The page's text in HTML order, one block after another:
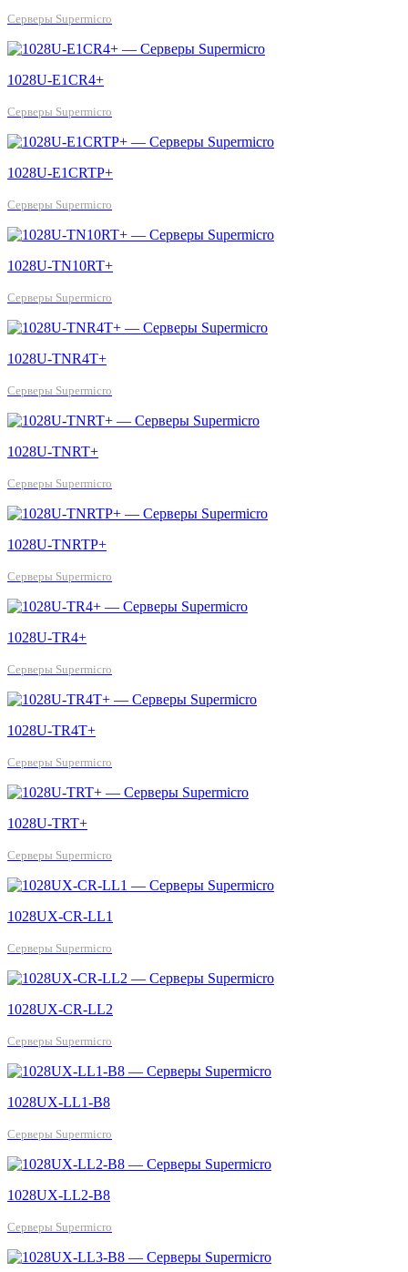
Серверы Supermicro
1028U-E1CR4+
Серверы Supermicro
1028U-E1CRTP+
Серверы Supermicro
1028U-TN10RT+
Серверы Supermicro
1028U-TNR4T+
Серверы Supermicro
1028U-TNRT+
Серверы Supermicro
1028U-TNRTP+
Серверы Supermicro
1028U-TR4+
Серверы Supermicro
1028U-TR4T+
Серверы Supermicro
1028U-TRT+
Серверы Supermicro
1028UX-CR-LL1
Серверы Supermicro
1028UX-CR-LL2
Серверы Supermicro
1028UX-LL1-B8
Серверы Supermicro
1028UX-LL2-B8
Серверы Supermicro